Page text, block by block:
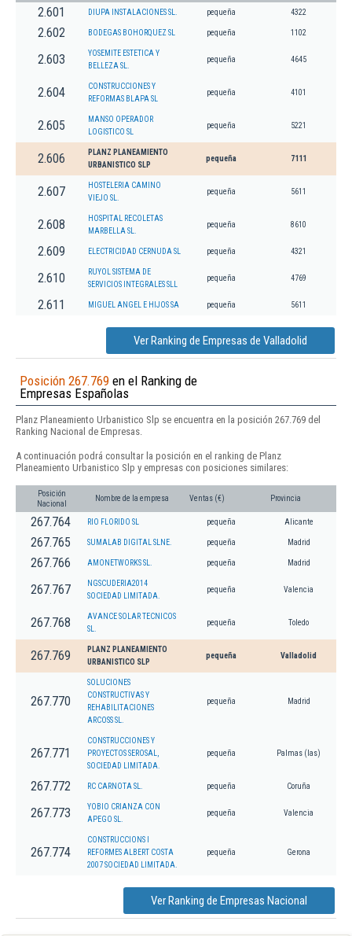
2.601 DIUPA INSTALACIONES SL. pequeña 4322
2.602 BODEGAS BOHORQUEZ SL pequeña 1102
2.603
YOSEMITE ESTETICA Y
BELLEZA SL.
pequeña 4645
2.604
CONSTRUCCIONES Y
REFORMAS BLAPA SL
pequeña 4101
2.605
MANSO OPERADOR
LOGISTICO SL
pequeña 5221
2.606
PLANZ PLANEAMIENTO
URBANISTICO SLP
pequeña 7111
2.607
HOSTELERIA CAMINO
VIEJO SL.
pequeña 5611
2.608
HOSPITAL RECOLETAS
MARBELLA SL.
pequeña 8610
2.609 ELECTRICIDAD CERNUDA SL pequeña 4321
2.610
RUYOL SISTEMA DE
SERVICIOS INTEGRALES SLL
pequeña 4769
2.611 MIGUEL ANGEL E HIJOS SA pequeña 5611
Ver Ranking de Empresas de Valladolid
Posición 267.769 en el Ranking de
Empresas Españolas
Planz Planeamiento Urbanistico Slp se encuentra en la posición 267.769 del
Ranking Nacional de Empresas.
A continuación podrá consultar la posición en el ranking de Planz
Planeamiento Urbanistico Slp y empresas con posiciones similares:
Posición
Nacional
Nombre de la empresa Ventas (€) Provincia
267.764 RIO FLORIDO SL pequeña Alicante
267.765 SUMALAB DIGITAL SLNE. pequeña Madrid
267.766 AMONETWORKS SL. pequeña Madrid
267.767
NGSCUDERIA2014
SOCIEDAD LIMITADA.
pequeña Valencia
267.768
AVANCE SOLAR TECNICOS
SL.
pequeña Toledo
267.769
PLANZ PLANEAMIENTO
URBANISTICO SLP
pequeña Valladolid
267.770
SOLUCIONES
CONSTRUCTIVAS Y
REHABILITACIONES
ARCOSS SL.
pequeña Madrid
267.771
CONSTRUCCIONES Y
PROYECTOS SEROSAL,
SOCIEDAD LIMITADA.
pequeña Palmas (las)
267.772 RC CARNOTA SL. pequeña Coruña
267.773
YOBIO CRIANZA CON
APEGO SL.
pequeña Valencia
267.774
CONSTRUCCIONS I
REFORMES ALBERT COSTA
2007 SOCIEDAD LIMITADA.
pequeña Gerona
Ver Ranking de Empresas Nacional